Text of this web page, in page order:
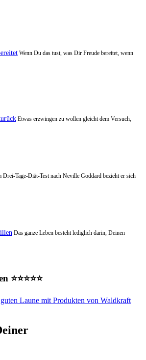
Wenn Du das tust, was Dir Freude bereitet, wenn
Etwas erzwingen zu wollen gleicht dem Versuch,
Drei-Tage-Diät-Test nach Neville Goddard bezieht er sich
Das ganze Leben besteht lediglich darin, Deinen